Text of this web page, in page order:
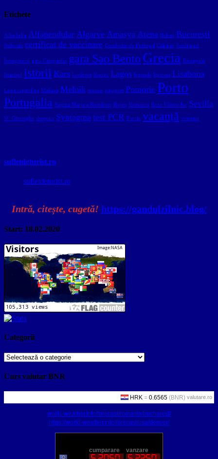
Etichete
Alba Iulia Alfapendular Algarve Amasya Atena Belem București
Bulgaria certificat de vaccinare Comboios de Portugal Crăciun Ferdinand
Întregitorul gara Campanha gara Sao Bento Grecia Hierapolis
Istanbul istorii Kars kavârma Konya Lagos legende lipscani Lisabona
Lupa capitolina Makaza Melnik muzeu pașaport Pomorie Porto
Portugalia Regina Maria a României Rojen Romaero Roza Vânturilor Sevilla
Sf. Gheorghe shopska Syntagma test PCR Turcia vacanță veterani
sufletdeturist.ro
sufletdeturist.ro
Intră, citește, cugetă! https://gandulzilnic.blog/
Start: 18.02.2020
Categorii
Categorii
Curs valutar BNR
valutare.ro
world-weather.info/forecast/romania/bucharest/
https://world-weather.info/forecast/usa/denver/